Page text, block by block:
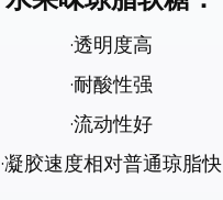
·透明度高
·耐酸性强
·流动性好
·凝胶速度相对普通琼脂快